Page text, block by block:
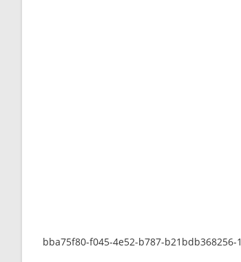
bba75f80-f045-4e52-b787-b21bdb368256-1